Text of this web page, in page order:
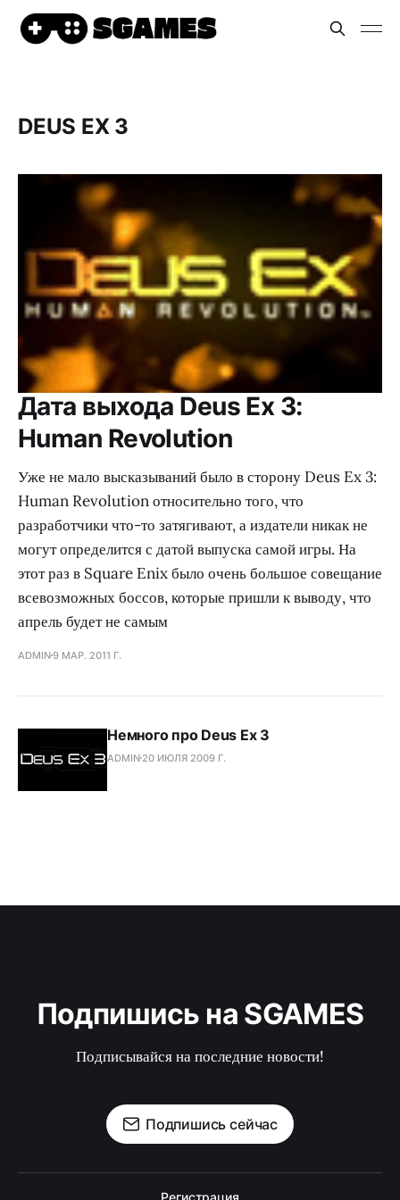
DEUS EX 3
Дата выхода Deus Ex 3:
Human Revolution
Уже не мало высказываний было в сторону Deus Ex 3:
Human Revolution относительно того, что
разработчики что-то затягивают, а издатели никак не
могут определится с датой выпуска самой игры. На
этот раз в Square Enix было очень большое совещание
всевозможных боссов, которые пришли к выводу, что
апрель будет не самым
ADMIN9 МАР. 2011 Г.
Немного про Deus Ex 3
ADMIN 20 ИЮЛЯ 2009 Г.
Подпишись на SGAMES
Подписывайся на последние новости!
Подпишись сейчас
Регистрация